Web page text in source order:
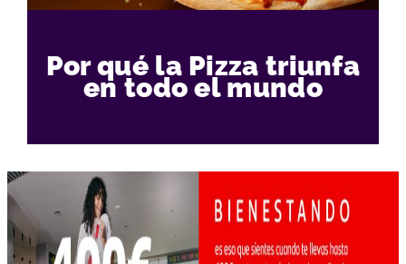
Por qué la Pizza triunfa
en todo el mundo